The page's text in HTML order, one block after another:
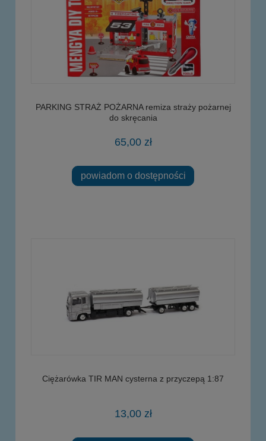
PARKING STRAŻ POŻARNA remiza straży pożarnej
do skręcania
65,00 zł
powiadom o dostępności
Ciężarówka TIR MAN cysterna z przyczepą 1:87
13,00 zł